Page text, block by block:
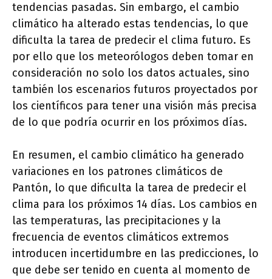
tendencias pasadas. Sin embargo, el cambio
climático ha alterado estas tendencias, lo que
dificulta la tarea de predecir el clima futuro. Es
por ello que los meteorólogos deben tomar en
consideración no solo los datos actuales, sino
también los escenarios futuros proyectados por
los científicos para tener una visión más precisa
de lo que podría ocurrir en los próximos días.
En resumen, el cambio climático ha generado
variaciones en los patrones climáticos de
Pantón, lo que dificulta la tarea de predecir el
clima para los próximos 14 días. Los cambios en
las temperaturas, las precipitaciones y la
frecuencia de eventos climáticos extremos
introducen incertidumbre en las predicciones, lo
que debe ser tenido en cuenta al momento de